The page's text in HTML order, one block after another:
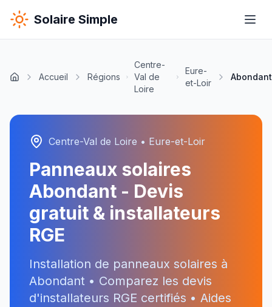
Solaire Simple
Accueil Régions
Centre-
Val de
Loire
Eure-
et-Loir
Abondant
Centre-Val de Loire • Eure-et-Loir
Panneaux solaires
Abondant - Devis
gratuit & installateurs
RGE
Installation de panneaux solaires à
Abondant • Comparez les devis
d'installateurs RGE certifiés • Aides